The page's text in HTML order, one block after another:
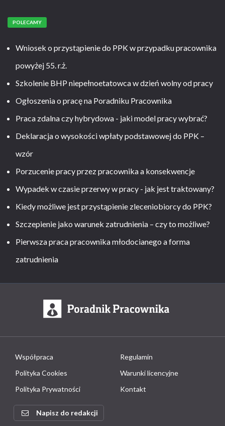
POLECAMY
Wniosek o przystąpienie do PPK w przypadku pracownika
powyżej 55. r.ż.
Szkolenie BHP niepełnoetatowca w dzień wolny od pracy
Ogłoszenia o pracę na Poradniku Pracownika
Praca zdalna czy hybrydowa - jaki model pracy wybrać?
Deklaracja o wysokości wpłaty podstawowej do PPK –
wzór
Porzucenie pracy przez pracownika a konsekwencje
Wypadek w czasie przerwy w pracy - jak jest traktowany?
Kiedy możliwe jest przystąpienie zleceniobiorcy do PPK?
Szczepienie jako warunek zatrudnienia – czy to możliwe?
Pierwsza praca pracownika młodocianego a forma
zatrudnienia
Współpraca
Regulamin
Polityka Cookies
Warunki licencyjne
Polityka Prywatności
Kontakt
Napisz do redakcji